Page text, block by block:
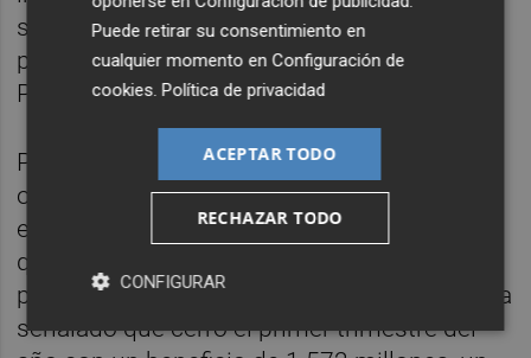
subida del precio del crudo y los productos
petrolíferos tras el conflicto en Oriente
Próximo.
Por su parte, Indra ha comunicado que
obtuvo un beneficio neto de 76 millones en
el primer trimestre del año, un 28,4% más
que los 59 millones de euros del mismo
periodo de 2025, al tiempo que CaixaBank ha
señalado que cerró el primer trimestre del
Puede retirar su consentimiento en
cualquier momento enConfiguración de
cookies .Política de privacidad
ACEPTAR TODO
RECHAZAR TODO
CONFIGURAR